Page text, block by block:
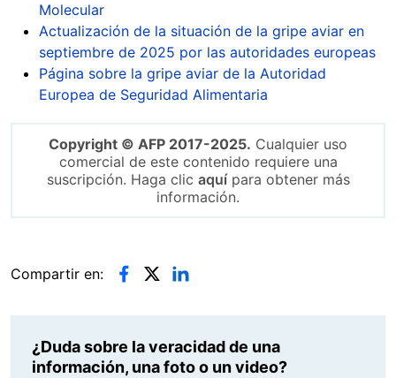
Molecular
Actualización de la situación de la gripe aviar en
septiembre de 2025 por las autoridades europeas
Página sobre la gripe aviar de la Autoridad
Europea de Seguridad Alimentaria
Copyright © AFP 2017-2025. Cualquier uso
comercial de este contenido requiere una
suscripción. Haga clic aquípara obtener más
información.
Compartir en:
¿Duda sobre la veracidad de una
información, una foto o un video?